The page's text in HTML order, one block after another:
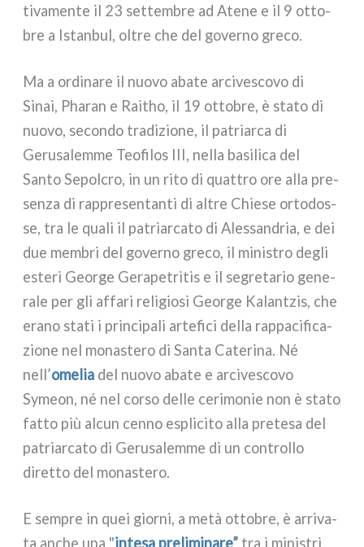
ti­va­men­te il 23 set­tem­bre ad Atene e il 9 otto­
bre a Istanbul, oltre che del gover­no gre­co.
Ma a ordi­na­re il nuo­vo aba­te arci­ve­sco­vo di
Sinai, Pharan e Raitho, il 19 otto­bre, è sta­to di
nuo­vo, secon­do tra­di­zio­ne, il patriar­ca di
Gerusalemme Teofilos III, nel­la basi­li­ca del
Santo Sepolcro, in un rito di quat­tro ore alla pre­
sen­za di rap­pre­sen­tan­ti di altre Chiese orto­dos­
se, tra le qua­li il patriar­ca­to di Alessandria, e dei
due mem­bri del gover­no gre­co, il mini­stro degli
este­ri George Gerapetritis e il segre­ta­rio gene­
ra­le per gli affa­ri reli­gio­si George Kalantzis, che
era­no sta­ti i prin­ci­pa­li arte­fi­ci del­la rap­pa­ci­fi­ca­
zio­ne nel mona­ste­ro di Santa Caterina. Né
nell’ome­lia del nuo­vo aba­te e arci­ve­sco­vo
Symeon, né nel cor­so del­le ceri­mo­nie non è sta­to
fat­to più alcun cen­no espli­ci­to alla pre­te­sa del
patriar­ca­to di Gerusalemme di un con­trol­lo
diret­to del mona­ste­ro.
E sem­pre in quei gior­ni, a metà otto­bre, è arri­va­
ta anche una "inte­sa pre­li­mi­na­re” tra i mini­stri